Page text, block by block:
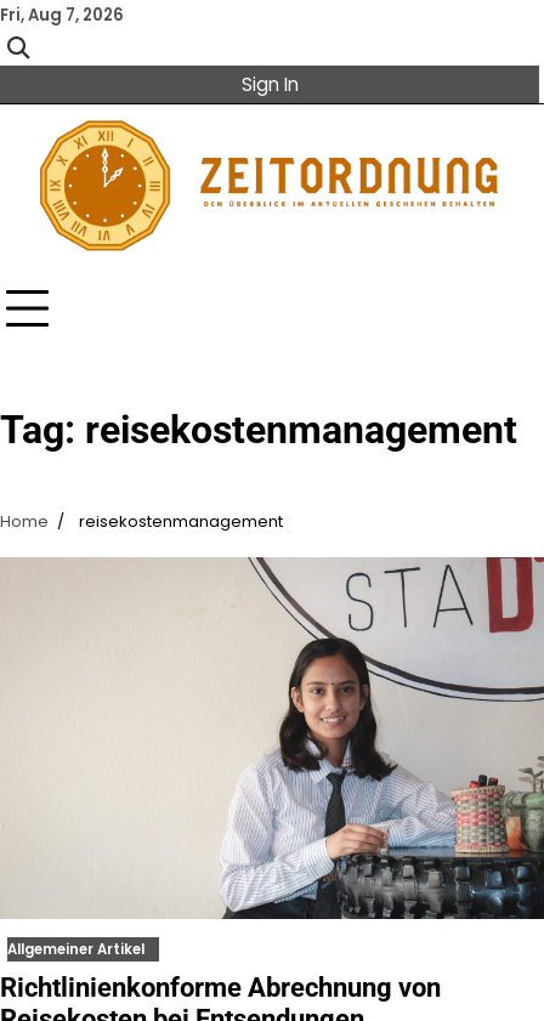
Skip
to
content
Fri, Aug 7, 2026
Sign In
Tag: reisekostenmanagement
Home reisekostenmanagement
Allgemeiner Artikel
Richtlinienkonforme Abrechnung von